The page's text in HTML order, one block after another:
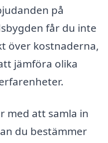
på
får du inte
över kostnaderna,
jämföra olika
med att samla in
du bestämmer